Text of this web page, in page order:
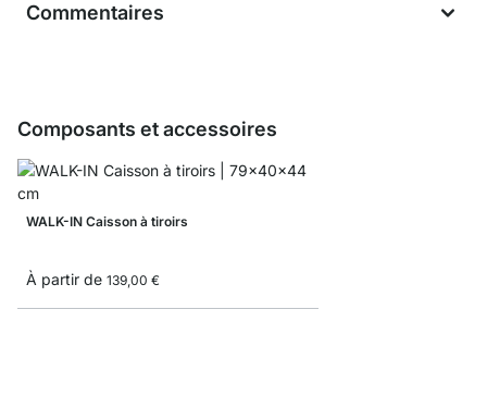
Commentaires
Composants et accessoires
WALK-IN Caisson à tiroirs
À partir de 139,00 €